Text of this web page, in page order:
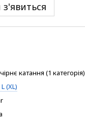
катання (1 категорія)
(XL)